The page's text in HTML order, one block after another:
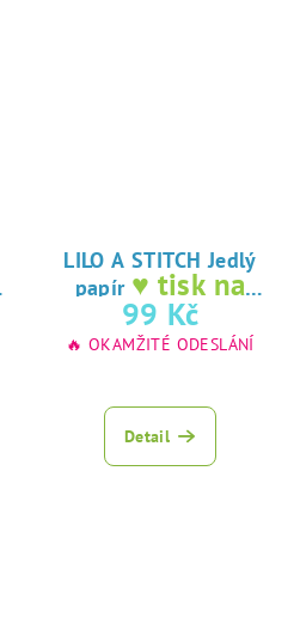
LILO A STITCH Jedlý
papír ♥ tisk na
jedlý papír
99 Kč
🔥 OKAMŽITÉ ODESLÁNÍ
Detail